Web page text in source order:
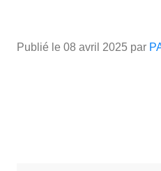
Publié le 08 avril 2025 par